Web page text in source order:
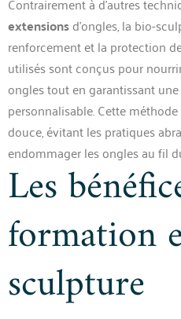
extensionsd’ongles, la bio-
renforcement et la protection
utilisés sont conçus pour
ongles tout en garantissant
personnalisable. Cette
douce, évitant les pratiques
endommager les ongles au fil
Les
formation
sculpture